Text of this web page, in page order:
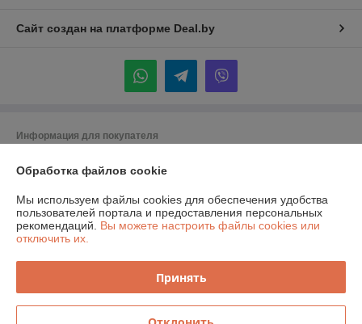
Сайт создан на платформе Deal.by
Информация для покупателя
«Спецлидер»
Регистрационный номер ЕГР: 192840294
УНП: 192840294
Регистрационный орган: Мингорисполком
Дата регистрации компании: 07.12.2020
Обработка файлов cookie
Мы используем файлы cookies для обеспечения удобства
пользователей портала и предоставления персональных
рекомендаций. Вы можете настроить файлы cookies или
отключить их.
Принять